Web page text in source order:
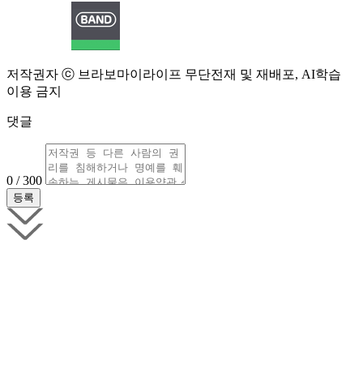
저작권자 ⓒ 브라보마이라이프 무단전재 및 재배포, AI학습
이용 금지
댓글
0 / 300